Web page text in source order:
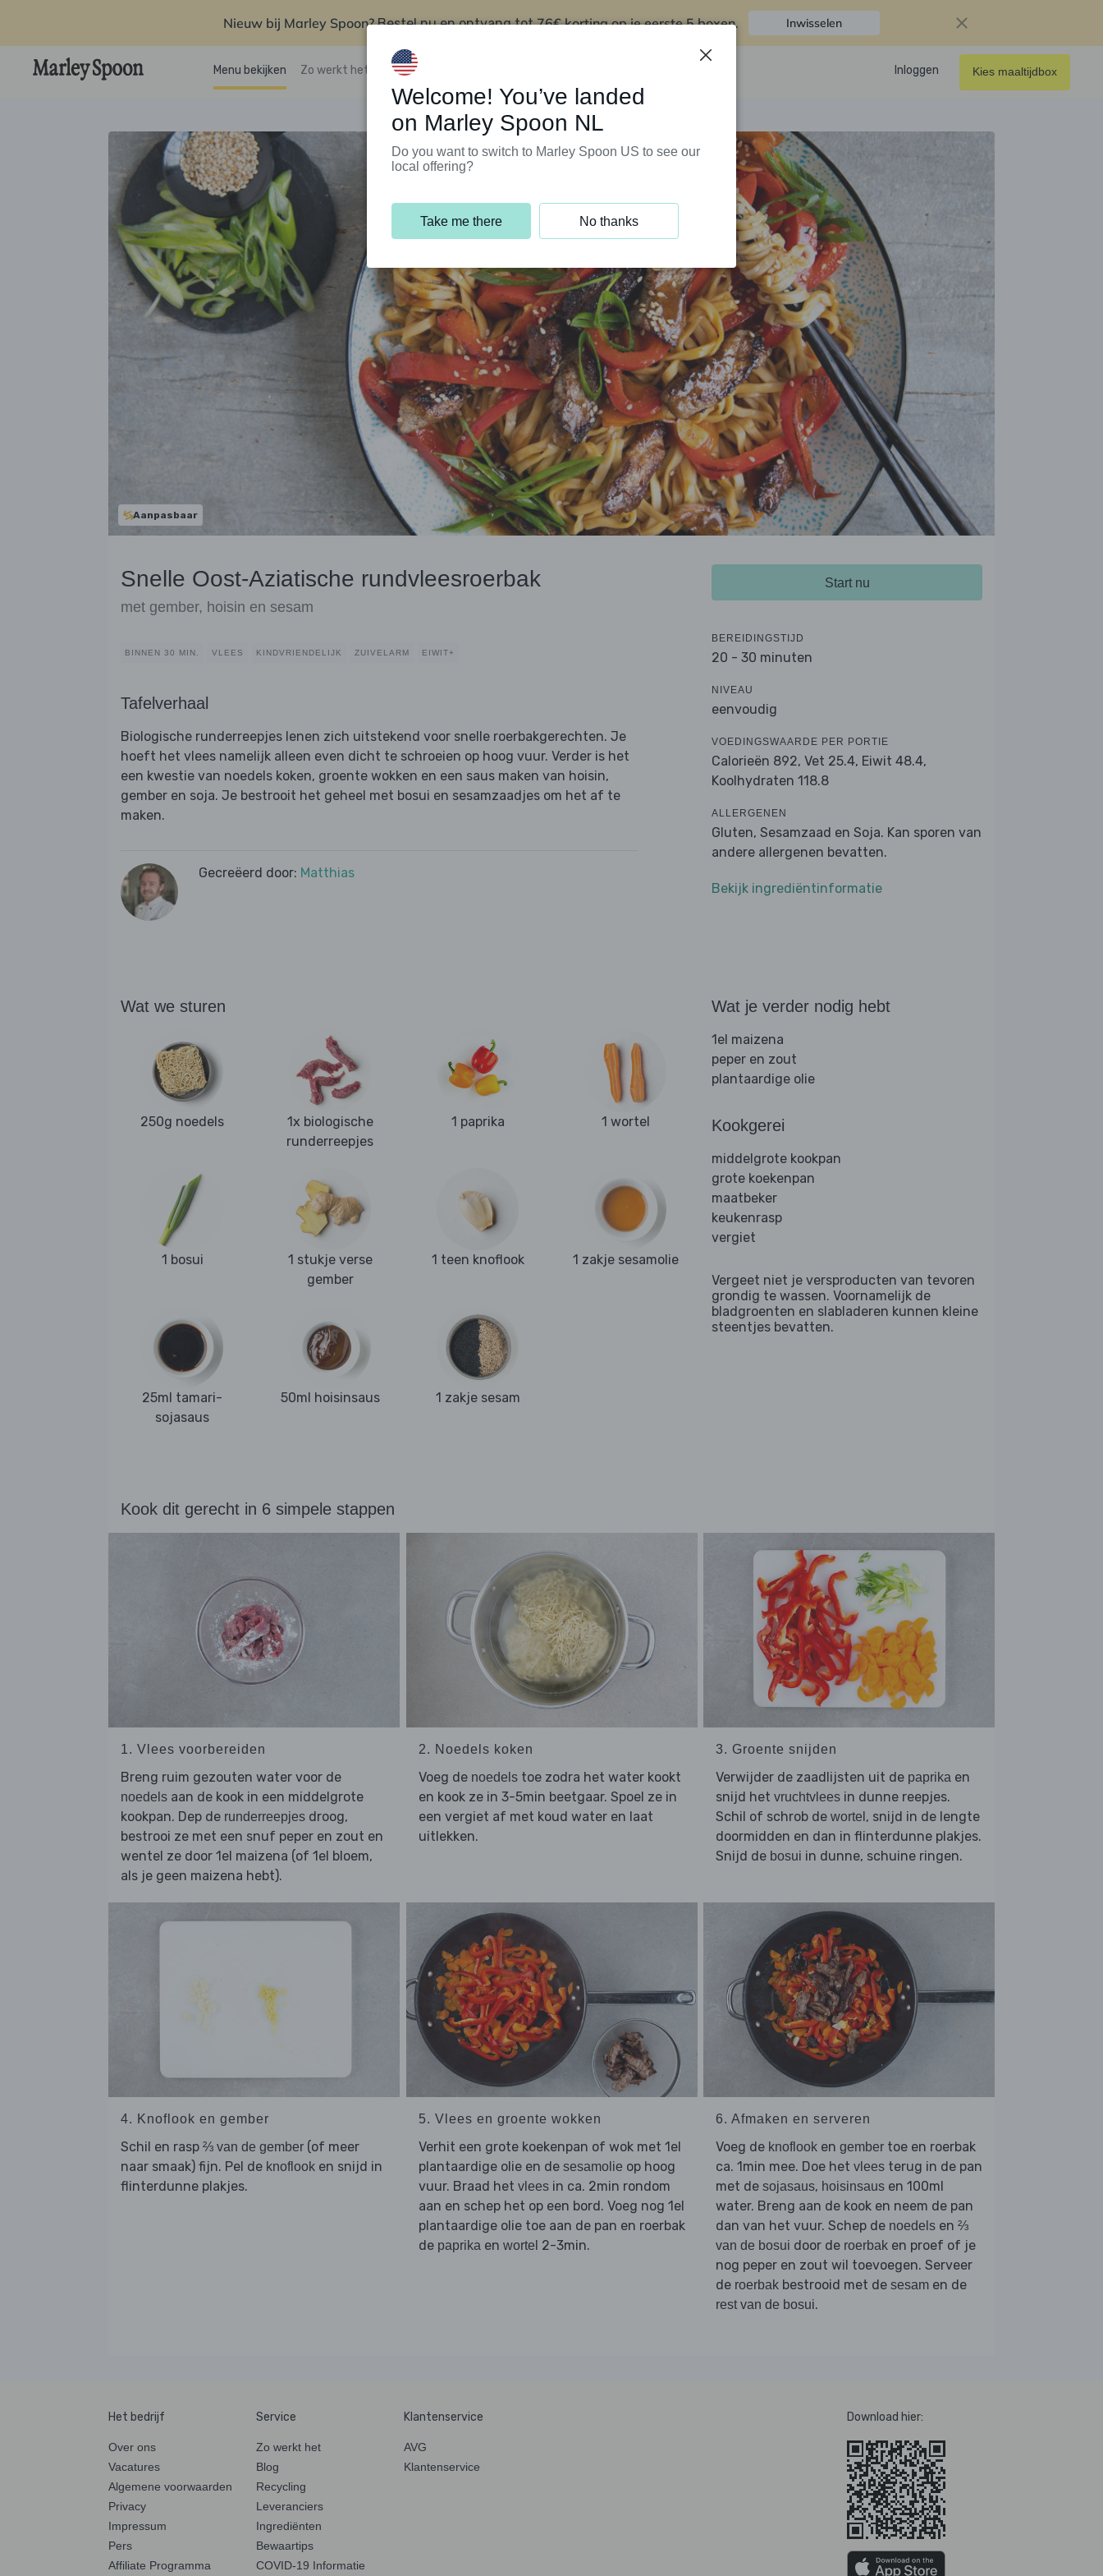
Nieuw bij Marley Spoon?Bestel nu en ontvang tot76€ korting op je eerste 5 boxen. Inwisselen
Menu bekijken Zo werkt het Klantenservice Inloggen Kies maaltijdbox
Aanpasbaar
Snelle Oost-Aziatische rundvleesroerbak
met gember, hoisin en sesam
BINNEN 30 MIN. VLEES KINDVRIENDELIJK ZUIVELARM EIWIT+
Tafelverhaal
Biologische runderreepjes lenen zich uitstekend voor snelle roerbakgerechten. Je
hoeft het vlees namelijk alleen even dicht te schroeien op hoog vuur. Verder is het
een kwestie van noedels koken, groente wokken en een saus maken van hoisin,
gember en soja. Je bestrooit het geheel met bosui en sesamzaadjes om het af te
maken.
Gecreëerd door: Matthias
Start nu
BEREIDINGSTIJD
20 - 30 minuten
NIVEAU
eenvoudig
VOEDINGSWAARDE PER PORTIE
Calorieën 892, Vet 25.4, Eiwit 48.4,
Koolhydraten 118.8
ALLERGENEN
Gluten, Sesamzaad en Soja. Kan sporen van
andere allergenen bevatten.
Bekijk ingrediëntinformatie
Wat we sturen
250g noedels
1x biologische
runderreepjes
1 paprika 1 wortel
1 bosui
1 stukje verse
gember
1 teen knoflook 1 zakje sesamolie
25ml tamari-
sojasaus
50ml hoisinsaus 1 zakje sesam
Wat je verder nodig hebt
1el maizena
peper en zout
plantaardige olie
Kookgerei
middelgrote kookpan
grote koekenpan
maatbeker
keukenrasp
vergiet
Vergeet niet je versproducten van tevoren
grondig te wassen. Voornamelijk de
bladgroenten en slabladeren kunnen kleine
steentjes bevatten.
Kook dit gerecht in 6 simpele stappen
1. Vlees voorbereiden
Breng ruim gezouten water voor de
noedels aan de kook in een middelgrote
kookpan. Dep de runderreepjes droog,
bestrooi ze met een snuf peper en zout en
wentel ze door 1el maizena (of 1el bloem,
als je geen maizena hebt).
2. Noedels koken
Voeg de noedelstoe zodra het water kookt
en kook ze in 3-5min beetgaar. Spoel ze in
een vergiet af met koud water en laat
uitlekken.
3. Groente snijden
Verwijder de zaadlijsten uit de paprika en
snijd het vruchtvlees in dunne reepjes.
Schil of schrob de wortel , snijd in de lengte
doormidden en dan in flinterdunne plakjes.
Snijd de bosui in dunne, schuine ringen.
4. Knoflook en gember
Schil en rasp ⅔ van de gember (of meer
naar smaak) fijn. Pel de knoflook en snijd in
flinterdunne plakjes.
5. Vlees en groente wokken
Verhit een grote koekenpan of wok met 1el
plantaardige olie en de sesamolie op hoog
vuur. Braad het vleesin ca. 2min rondom
aan en schep het op een bord. Voeg nog 1el
plantaardige olie toe aan de pan en roerbak
de paprika en wortel 2-3min.
6. Afmaken en serveren
Voeg de knoflook en gember toe en roerbak
ca. 1min mee. Doe het vlees terug in de pan
met de sojasaus, hoisinsaus en 100ml
water. Breng aan de kook en neem de pan
dan van het vuur. Schep de noedels en ⅔
van de bosui door de roerbak en proef of je
nog peper en zout wil toevoegen. Serveer
de roerbak bestrooid met de sesam en de
rest van de bosui.
Het bedrijf
Over ons
Vacatures
Algemene voorwaarden
Privacy
Impressum
Pers
Affiliate Programma
Service
Zo werkt het
Blog
Recycling
Leveranciers
Ingrediënten
Bewaartips
COVID-19 Informatie
Klantenservice
AVG
Klantenservice
Download hier:
Welcome! You’ve landed
on Marley Spoon NL
Do you want to switch to Marley Spoon US to see our
local offering?
Take me there No thanks